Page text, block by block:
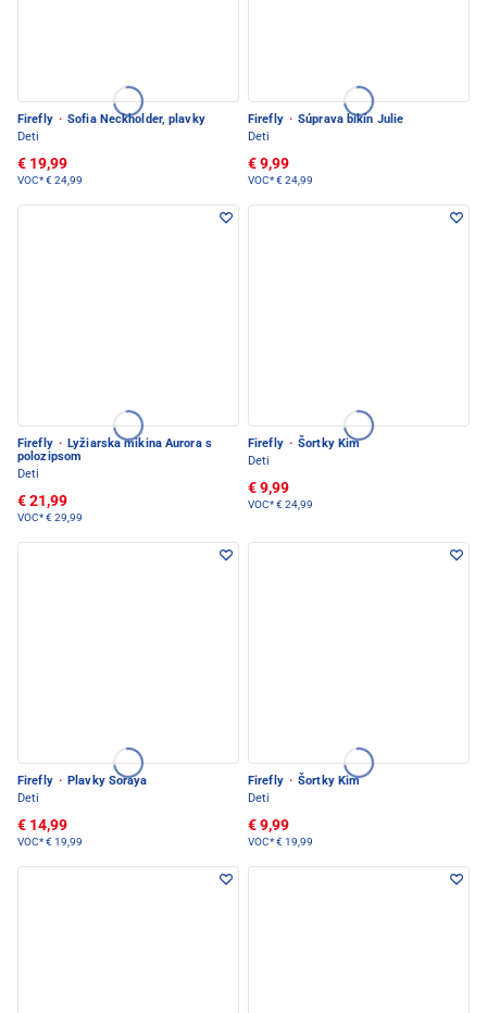
Firefly · Sofia Neckholder, plavky
Deti
€ 19,99
VOC*€ 24,99
Firefly · Súprava bikín Julie
Deti
€ 9,99
VOC*€ 24,99
Firefly · Lyžiarska mikina Aurora s
polozipsom
Deti
€ 21,99
VOC*€ 29,99
Firefly · Šortky Kim
Deti
€ 9,99
VOC*€ 24,99
Firefly · Plavky Soraya
Deti
€ 14,99
VOC*€ 19,99
Firefly · Šortky Kim
Deti
€ 9,99
VOC*€ 19,99